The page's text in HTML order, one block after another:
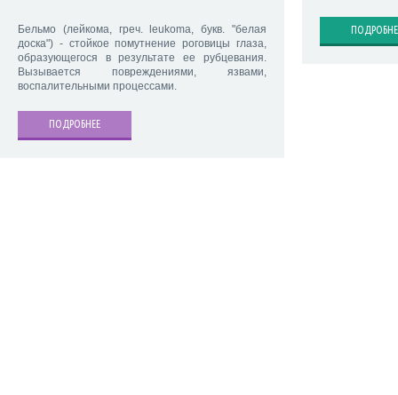
Бельмо (лейкома, греч. leukoma, букв. "белая
доска") - стойкое помутнение роговицы глаза,
образующегося в результате ее рубцевания.
Вызывается повреждениями, язвами,
воспалительными процессами.
ПОДРОБНЕЕ